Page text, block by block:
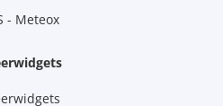
- Meteox